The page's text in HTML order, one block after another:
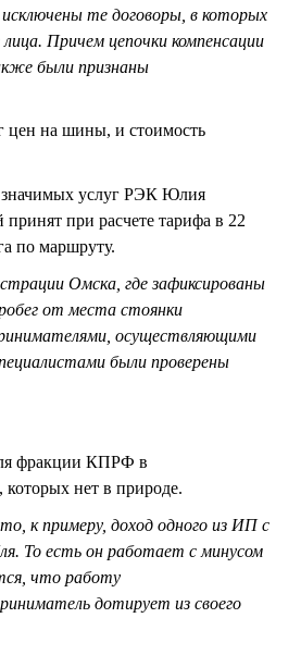
те договоры, в которых
Причем цепочки компенсации
были признаны
цен на шины, и стоимость
значимых услуг РЭК Юлия
при расчете тарифа в 22
по маршруту.
Омска, где зафиксированы
от места стоянки
осуществляющими
были проверены
фракции КПРФ в
которых нет в природе.
к примеру, доход одного из ИП с
То есть он работает с минусом
что работу
дотирует из своего